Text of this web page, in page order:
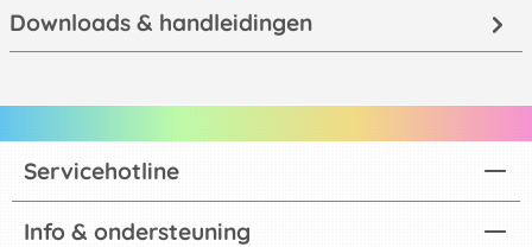
Downloads & handleidingen
Servicehotline
Info & ondersteuning